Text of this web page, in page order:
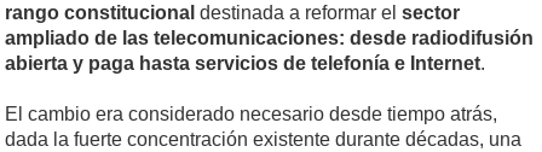
rango constitucional destinada a reformar el sector
ampliado de las telecomunicaciones: desde radiodifusión
abierta y paga hasta servicios de telefonía e Internet.
El cambio era considerado necesario desde tiempo atrás,
dada la fuerte concentración existente durante décadas, una